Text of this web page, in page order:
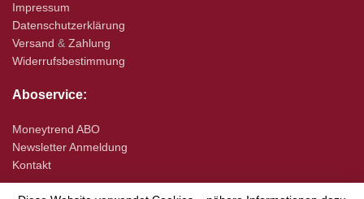
Impressum
Datenschutzerklärung
Versand & Zahlung
Widerrufsbestimmung
Aboservice:
Moneytrend ABO
Newsletter Anmeldung
Kontakt